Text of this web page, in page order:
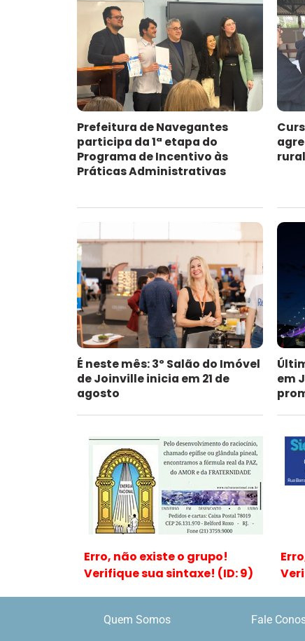
Prefeitura de Navegantes
participa da 1ª etapa do
Programa de Incentivo às
Práticas Administrativas
É neste mês: 3º Salão do Imóvel
de Joinville inicia em 21 de
agosto
em
Erro, não existe o grupo!
Verifique sua sintaxe! (ID: 9)
Quem Somos Fale